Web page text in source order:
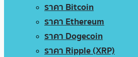
ราคา Bitcoin
ราคา Ethereum
ราคา Dogecoin
ราคา Ripple (XRP)